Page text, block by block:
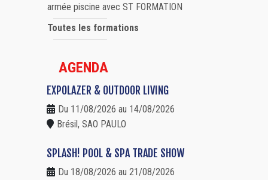
armée piscine avec ST FORMATION
Toutes les formations
AGENDA
EXPOLAZER & OUTDOOR LIVING
Du 11/08/2026 au 14/08/2026
Brésil, SAO PAULO
SPLASH! POOL & SPA TRADE SHOW
Du 18/08/2026 au 21/08/2026